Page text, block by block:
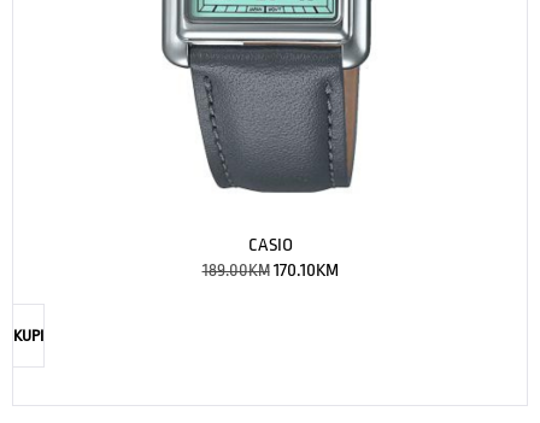
CASIO
189.00KM 170.10KM
KUPI